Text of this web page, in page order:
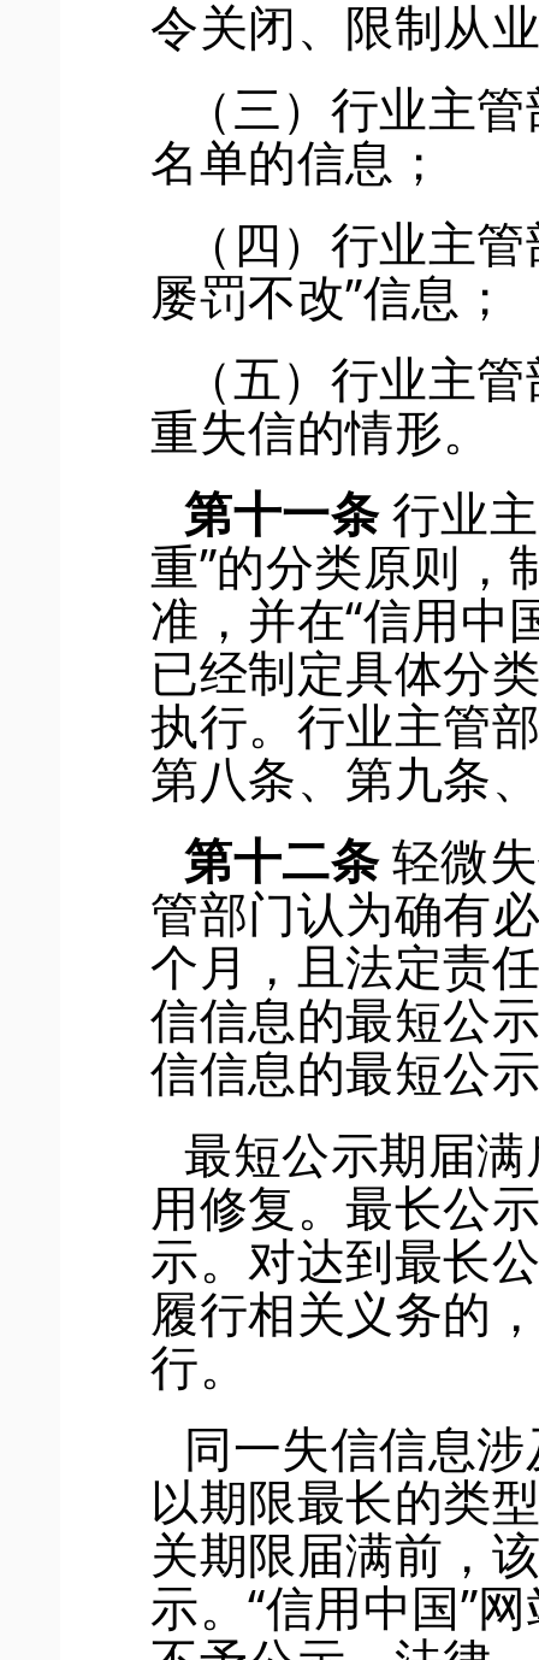
令关闭、限制从
（三）行业主
名单的信息；
（四）行业主
屡罚不改”信息；
（五）行业主
重失信的情形。
第十一条 行业
重”的分类原则，
准，并在“信用中
已经制定具体分
执行。行业主管
第八条、第九条
第十二条轻微
管部门认为确有
个月，且法定责
信信息的最短公
信信息的最短公
最短公示期届
用修复。最长公
示。对达到最长
履行相关义务的
行。
同一失信信息
以期限最长的类
关期限届满前，
示。“信用中国”